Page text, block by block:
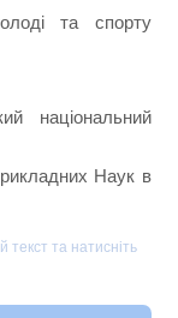
та спорту
національний
Наук в
текст та натисніть